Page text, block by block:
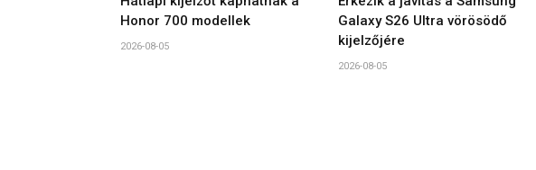
Honor 700 modellek
2026-08-05
Galaxy S26 Ultra vörösödő
kijelzőjére
2026-08-05